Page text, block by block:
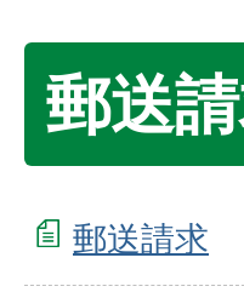
郵送
郵送請求